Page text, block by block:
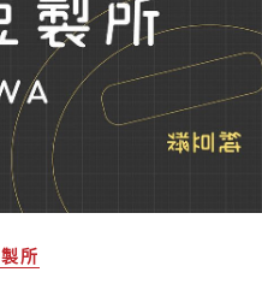
所